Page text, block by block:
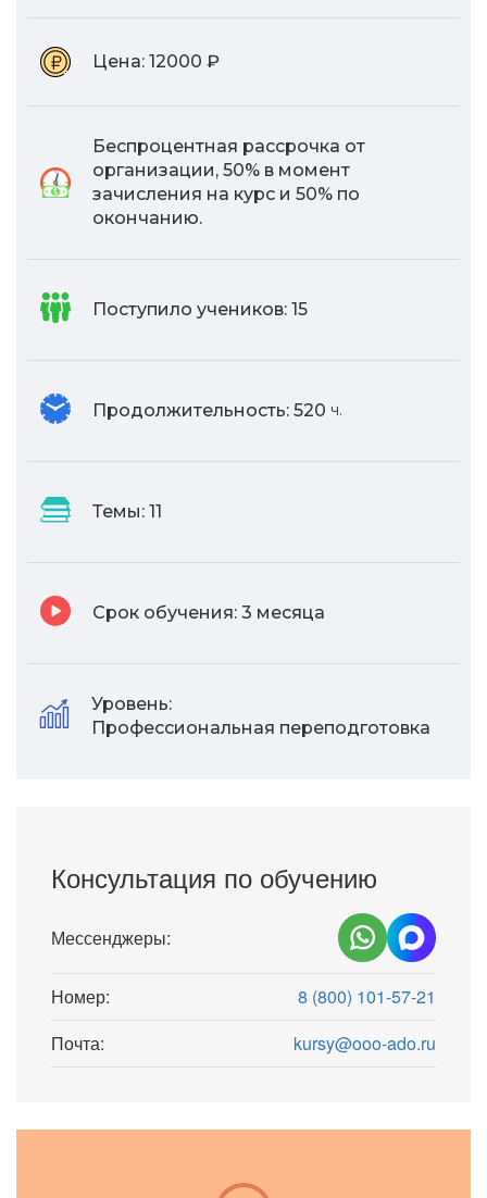
Цена: 12000 ₽
Беспроцентная рассрочка от
организации, 50% в момент
зачисления на курс и 50% по
окончанию.
Поступило учеников: 15
Продолжительность: 520 ч.
Темы: 11
Срок обучения: 3 месяца
Уровень:
Профессиональная переподготовка
Консультация по обучению
Мессенджеры:
Номер:
8 (800) 101-57-21
Почта:
kursy@ooo-ado.ru